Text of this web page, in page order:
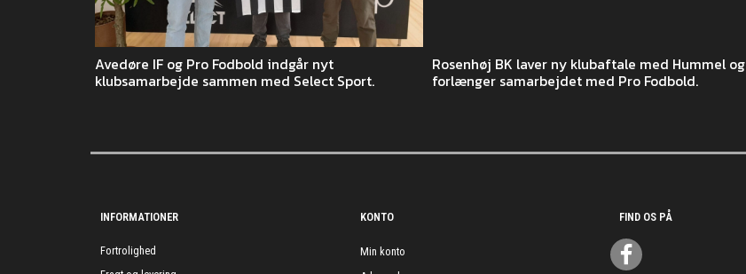
Avedøre IF og Pro Fodbold indgår nyt
klubsamarbejde sammen med Select Sport.
Rosenhøj BK laver ny klubaftale med Hummel og
forlænger samarbejdet med Pro Fodbold.
INFORMATIONER
Fortrolighed
KONTO
Min konto
FIND OS PÅ